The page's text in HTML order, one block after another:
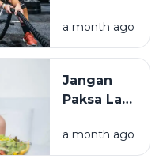
Ini Alasan
Kenapa
Menjadi
Populer
a month ago
Jangan
Paksa Lari
Lapar!
a month ago